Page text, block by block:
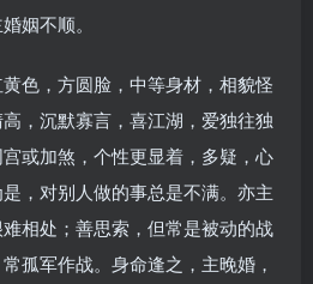
姻不顺。
，方圆脸，中等身材，相貌怪
，沉默寡言，喜江湖，爱独往独
或加煞，个性更显着，多疑，心
，对别人做的事总是不满。亦主
相处；善思索，但常是被动的战
孤军作战。身命逢之，主晚婚，